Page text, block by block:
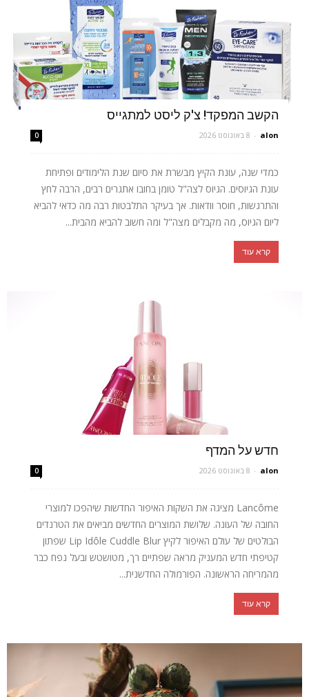
הקשב המפקד! צ'ק ליסט למתגייס
alon
- 8 באוגוסט 2026 0
כמדי שנה, עונת הקיץ מבשרת את סיום שנת הלימודים ופתיחת
עונת הגיוסים. הגיוס לצה"ל טומן בחובו אתגרים רבים, הרבה לחץ
והתרגשות, חוסר וודאות. אך בעיקר התלבטות רבה מה כדאי להביא
ליום הגיוס, מה מקבלים מצה"ל ומה חשוב להביא מהבית...
קרא עוד
חדש על המדף
alon
- 8 באוגוסט 2026 0
Lancôme מציגה את השקות האיפור החדשות שיהפכו למוצרי
החובה של העונה. שלושת המוצרים החדשים מביאים את הטרנדים
הבולטים של עולם האיפור לקיץ Lip Idôle Cuddle Blur שפתון
קטיפתי חדש המעניק מראה שפתיים רך, מטושטש ובעל נפח כבר
מהמריחה הראשונה. הפורמולה החדשנית...
קרא עוד